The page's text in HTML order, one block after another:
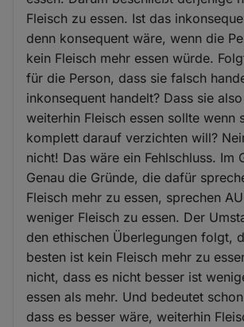
Fleisch zu essen. Ist das
denn konsequent wäre, wenn die
kein Fleisch mehr essen würde.
für die Person, dass sie falsch
inkonsequent handelt? Dass sie
weiterhin Fleisch essen sollte wenn
komplett darauf verzichten will?
nicht! Das wäre ein Fehlschluss. Im
Genau die Gründe, die dafür
Fleisch mehr zu essen, sprechen
weniger Fleisch zu essen. Der
den ethischen Überlegungen folgt,
besten ist kein Fleisch mehr zu
nicht, dass es nicht besser ist
essen als mehr. Und bedeutet
dass es besser wäre, weiterhin